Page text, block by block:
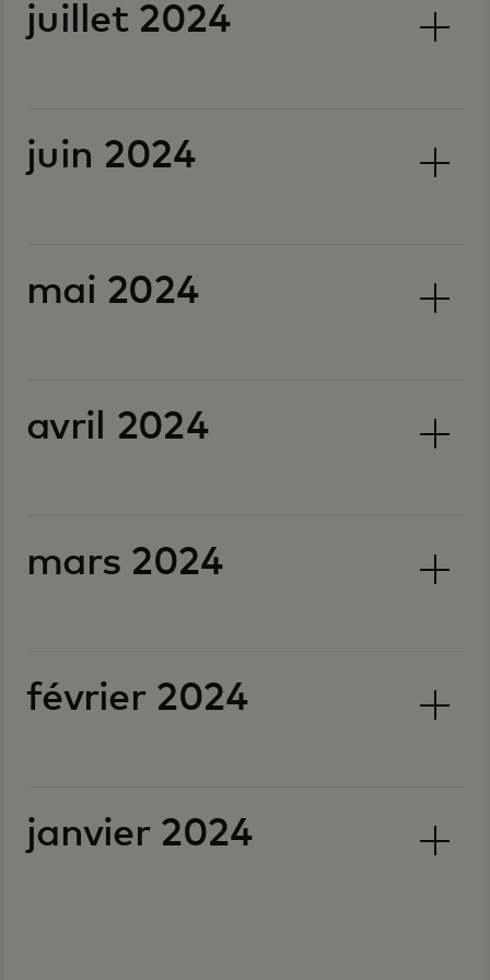
juillet 2024
juin 2024
mai 2024
avril 2024
mars 2024
février 2024
janvier 2024